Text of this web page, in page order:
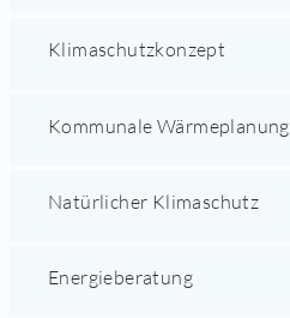
Klimaschutzkonzept
Kommunale Wärmeplanung
Natürlicher Klimaschutz
Energieberatung